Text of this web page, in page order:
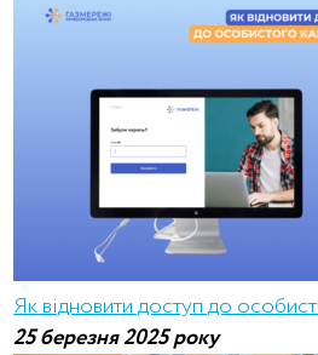
Як відновити доступ до
25 березня 2025 року